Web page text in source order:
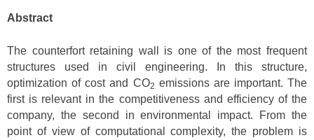
Abstract
The counterfort retaining wall is one of the most frequent
structures used in civil engineering. In this structure,
optimization of cost and CO2 emissions are important. The
first is relevant in the competitiveness and efficiency of the
company, the second in environmental impact. From the
point of view of computational complexity, the problem is